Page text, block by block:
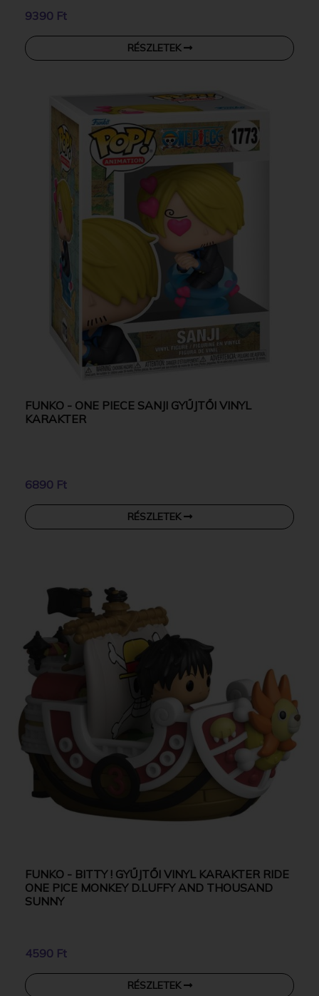
9390 Ft
RÉSZLETEK
FUNKO - ONE PIECE SANJI GYŰJTŐI VINYL
KARAKTER
6890 Ft
RÉSZLETEK
FUNKO - BITTY ! GYŰJTŐI VINYL KARAKTER RIDE
ONE PICE MONKEY D.LUFFY AND THOUSAND
SUNNY
4590 Ft
RÉSZLETEK